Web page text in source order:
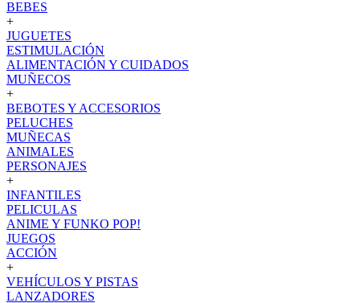
BEBES
+
JUGUETES
ESTIMULACIÓN
ALIMENTACIÓN Y CUIDADOS
MUÑECOS
+
BEBOTES Y ACCESORIOS
PELUCHES
MUÑECAS
ANIMALES
PERSONAJES
+
INFANTILES
PELICULAS
ANIME Y FUNKO POP!
JUEGOS
ACCIÓN
+
VEHÍCULOS Y PISTAS
LANZADORES